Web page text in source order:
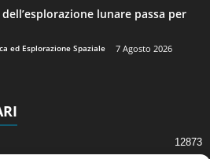
lunare passa per
ed Esplorazione Spaziale 7 Agosto 2026
12873